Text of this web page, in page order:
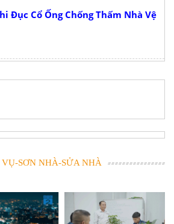
Đục Cổ Ống Chống Thấm Nhà Vệ
SƠN NHÀ-SỬA NHÀ